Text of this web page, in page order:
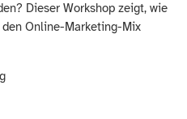
Dieser Workshop zeigt, wie
Online-Marketing-Mix